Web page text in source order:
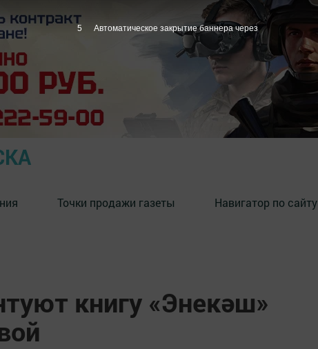
Точки продажи газеты Навигатор по сайту
книгу «Энекәш»
4 Автоматическое закрытие баннера через